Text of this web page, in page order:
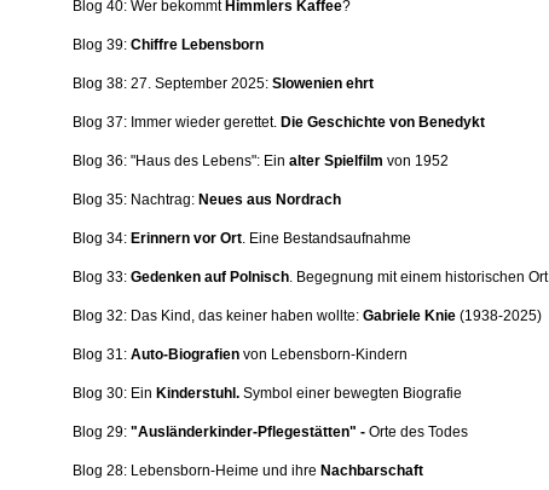
Blog 40: Wer bekommt Himmlers Kaffee?
Blog 39: Chiffre Lebensborn
Blog 38: 27. September 2025: Slowenien ehrt
Blog 37: Immer wieder gerettet. Die Geschichte von Benedykt
Blog 36: "Haus des Lebens": Ein alter Spielfilm von 1952
Blog 35: Nachtrag: Neues aus Nordrach
Blog 34: Erinnern vor Ort. Eine Bestandsaufnahme
Blog 33: Gedenken auf Polnisch. Begegnung mit einem historischen Ort
Blog 32: Das Kind, das keiner haben wollte: Gabriele Knie (1938-2025)
Blog 31: Auto-Biografien von Lebensborn-Kindern
Blog 30: Ein Kinderstuhl. Symbol einer bewegten Biografie
Blog 29: "Ausländerkinder-Pflegestätten" - Orte des Todes
Blog 28: Lebensborn-Heime und ihre Nachbarschaft